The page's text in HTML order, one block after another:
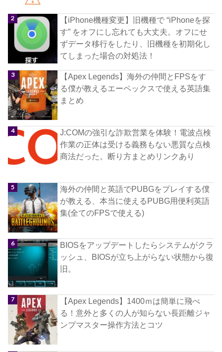
【iPhone機種変更】旧機種で “iPhoneを探
す” をオフにし忘れても大丈夫。オフにせ
ずデータ移行をしたり、旧機種を初期化し
てしまった場合の対処法！
【Apex Legends】海外の仲間とFPSをす
る僕が教えるエーペックスで使える英語集
まとめ
J:COMの強引な詐欺営業を体験！電波点検
作業の正体は受ける義務もない悪質な点検
商法だった。断り方まとめリンクあり
海外の仲間と英語でPUBGをプレイする僕
が教える、本当に使えるPUBG用便利英語
集(全てのFPSで使える)
BIOSをアップデートしたらシステムがクラ
ッシュ、BIOSが立ち上がらない状態から復
旧。
【Apex Legends】1400ｍは簡単に飛べ
る！意外と多くの人が知らない長距離ジャ
ンプマスター操作方法とコツ